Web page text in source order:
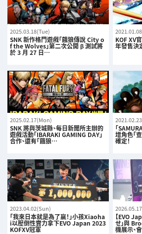
2025.03.18(Tue)
SNK 新作格鬥遊戲「餓狼傳說 City o
f the Wolves」第二次公開 β 測試將
於 3 月 27 日…
KOF XV
年發售決
2025.02.17(Mon)
SNK 將與茨城縣、每日新聞所主辦的
遊戲活動「IBARAKI GAMING DAY」
合作、還有「餓狼…
「
增角色「
確定！
2023.04.02(Sun)
「我來日本就是為了贏！」小孩Xiaoha
i以壓倒性實力拿下EVO Japan 2023
KOFXV冠軍
【EVO
せ」與
機展示、